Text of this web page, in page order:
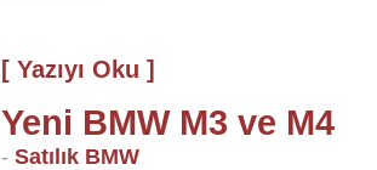
[ Yazıyı Oku ]
Yeni BMW M3 ve M4
- Satılık BMW